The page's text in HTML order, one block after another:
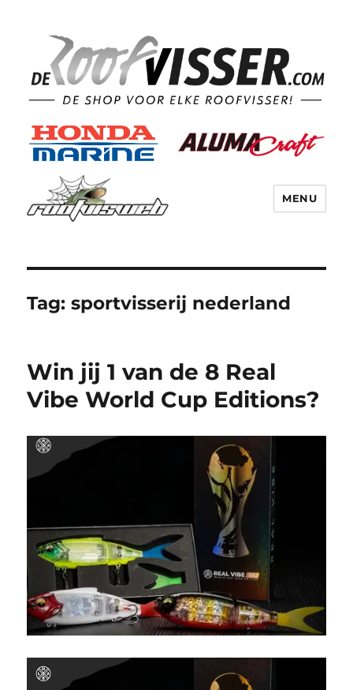
MENU
Tag:sportvisserij nederland
Win jij 1 van de 8 Real
Vibe World Cup Editions?